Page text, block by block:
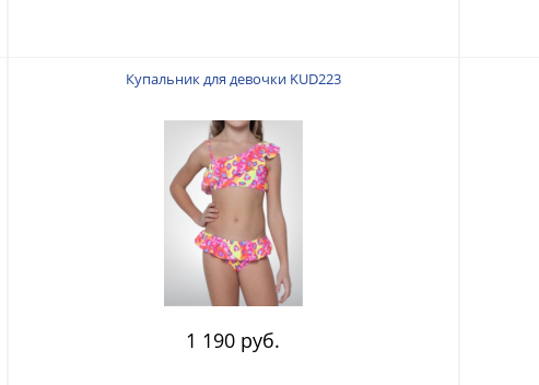
Купальник для девочки KUD223
1 190 руб.